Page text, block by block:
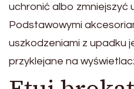
uchronić albo zmniejszyć
Podstawowymi
uszkodzeniami z upadku
przyklejane na